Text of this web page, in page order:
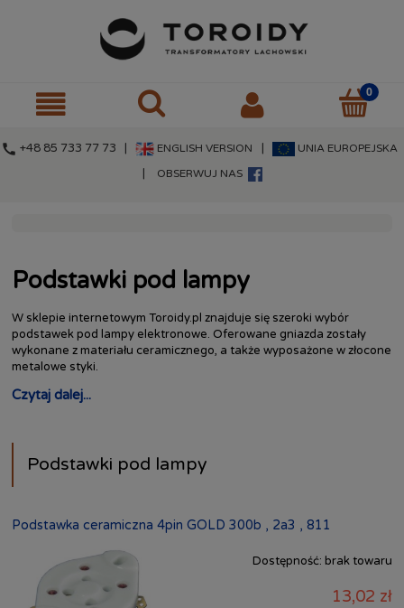
call +48 85 733 77 73 | ENGLISH VERSION UNIA EUROPEJSKA
OBSERWUJ NAS
Podstawki pod lampy
W sklepie internetowym Toroidy.pl znajduje się szeroki wybór
podstawek pod lampy elektronowe. Oferowane gniazda zostały
wykonane z materiału ceramicznego, a także wyposażone w złocone
metalowe styki.
Czytaj dalej...
Podstawki pod lampy
Podstawka ceramiczna 4pin GOLD 300b , 2a3 , 811
Dostępność: brak towaru
13,02 zł